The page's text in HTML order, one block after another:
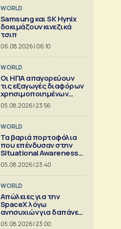
WORLD
Samsung και SK Hynix
δοκιμάζουν κινεζικά
τσιπ
06.08.2026 | 06:10
WORLD
Οι ΗΠΑ απαγορεύουν
τις εξαγωγές διαφόρων
χρησιμοποιημένων
κρίσιμων ορυκτών
05.08.2026 | 23:56
WORLD
Τα βαριά πορτοφόλια
που επένδυσαν στην
Situational Awareness
πριν καταρρεύσει
05.08.2026 | 23:40
WORLD
Απώλειες για την
SpaceX λόγω
ανησυχιών για δαπάνες
ΑΙ
05.08.2026 | 23:00